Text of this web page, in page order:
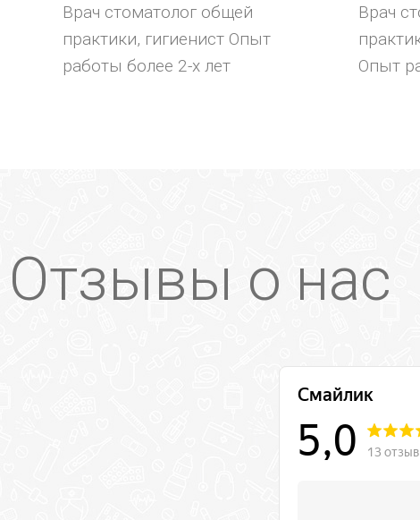
Врач стоматолог общей
практики, гигиенист Опыт
работы более 2-х лет
Врач
Опыт
Отзывы о нас